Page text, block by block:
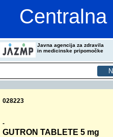
Javna agencija za zdravila
in medicinske pripomočke
028223
-
GUTRON TABLETE 5 mg